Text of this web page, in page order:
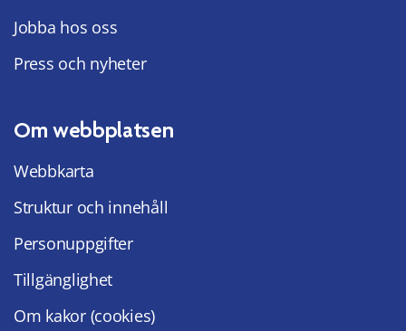
Jobba hos oss
Press och nyheter
Om webbplatsen
Webbkarta
Struktur och innehåll
Personuppgifter
Tillgänglighet
Om kakor (cookies)